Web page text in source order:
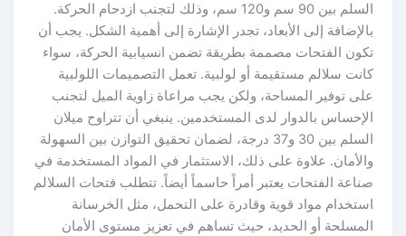
السلم بين 90 سم و120 سم، وذلك لتجنب ازدحام الحركة.
إلى الأبعاد، تجدر الإشارة إلى أهمية الشكل. يجب أن
الفتحات مصممة بطريقة تضمن انسيابية الحركة، سواء
سلالم مستقيمة أو لولبية. تعمل التصميمات اللولبية
توفير المساحة، ولكن يجب مراعاة زاوية الميل لتجنب
بالدوار لدى المستخدمين. ينبغي أن تتراوح ميلان
السلم بين 30 و37 درجة، لضمان تحقيق التوازن بين السهولة
علاوة على ذلك، الاستثمار في المواد المستخدمة في
الفتحات يعتبر أمراً حاسماً أيضاً. تتطلب فتحات السلالم
مواد قوية وقادرة على التحمل، مثل الخرسانة
أو الحديد، حيث تساهم في تعزيز مستوى الأمان